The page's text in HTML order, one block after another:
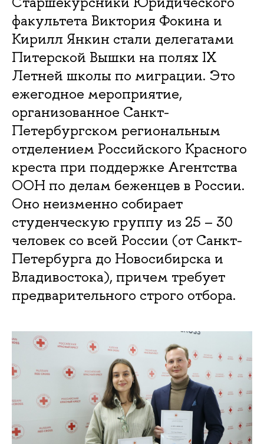
факультета Виктория Фокина и
Кирилл Янкин стали делегатами
Питерской Вышки на полях IX
Летней школы по миграции. Это
ежегодное мероприятие,
организованное Санкт-
Петербургском региональным
отделением Российского Красного
креста при поддержке Агентства
ООН по делам беженцев в России.
Оно неизменно собирает
студенческую группу из 25 – 30
человек со всей России (от Санкт-
Петербурга до Новосибирска и
Владивостока), причем требует
предварительного строго отбора.